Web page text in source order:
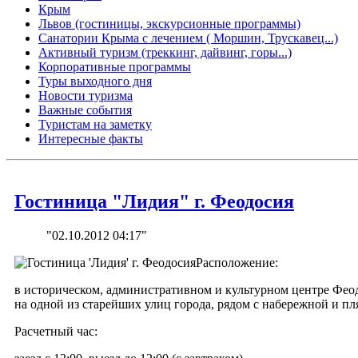
Крым
Львов (гостиницы, экскурсионные программы)
Санатории Крыма с лечением ( Моршин, Трускавец...)
Активный туризм (треккинг, дайвинг, горы...)
Корпоративные программы
Туры выходного дня
Новости туризма
Важные события
Туристам на заметку
Интересные факты
Гостиница "Лидия" г. Феодосия
"02.10.2012 04:17"
Расположение:
в историческом, административном и культурном центре
на одной из старейших улиц города, рядом с набережной и
Расчетный час: